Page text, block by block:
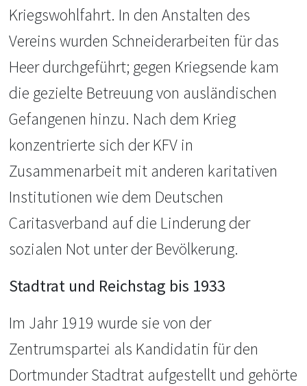
Kriegswohlfahrt. In den Anstalten des
Vereins wurden Schneiderarbeiten für das
Heer durchgeführt; gegen Kriegsende kam
die gezielte Betreuung von ausländischen
Gefangenen hinzu. Nach dem Krieg
konzentrierte sich der KFV in
Zusammenarbeit mit anderen karitativen
Institutionen wie dem Deutschen
Caritasverband auf die Linderung der
sozialen Not unter der Bevölkerung.
Stadtrat und Reichstag bis 1933
Im Jahr 1919 wurde sie von der
Zentrumspartei als Kandidatin für den
Dortmunder Stadtrat aufgestellt und gehörte